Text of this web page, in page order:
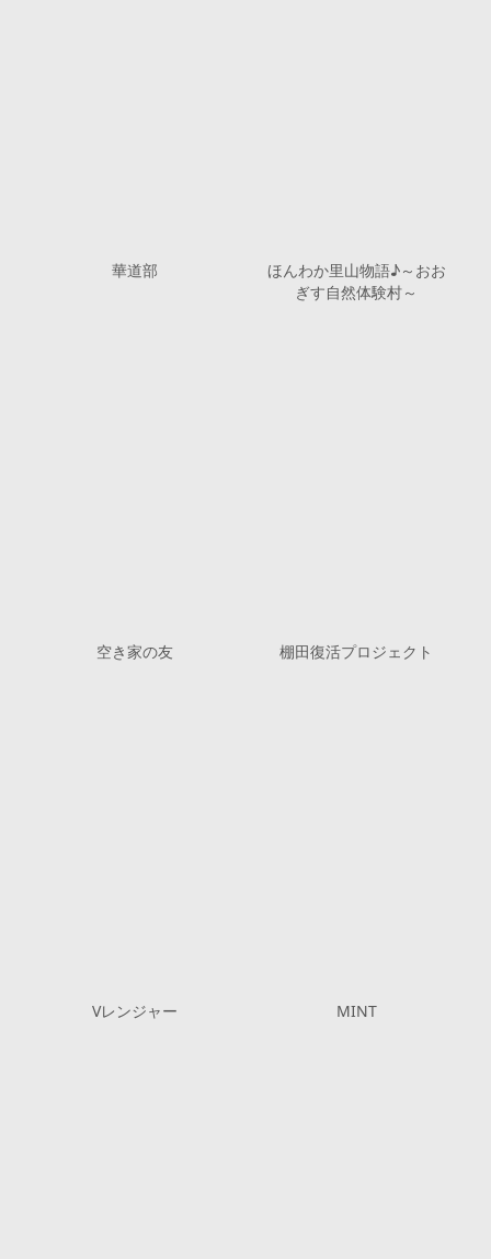
華道部
ほんわか里山物語♪～おお
ぎす自然体験村～
空き家の友 棚田復活プロジェクト
Vレンジャー MINT